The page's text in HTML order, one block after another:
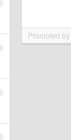
Promoted by